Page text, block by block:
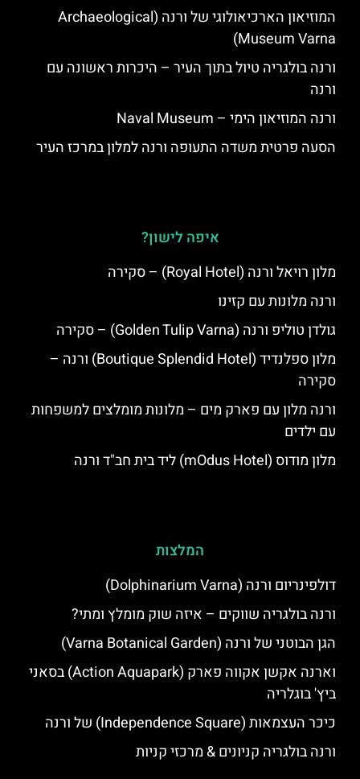
המוזיאון הארכיאולוגי של ורנה (Archaeological
Museum Varna)
ורנה בולגריה טיול בתוך העיר – היכרות ראשונה עם
ורנה
ורנה המוזיאון הימי – Naval Museum
הסעה פרטית משדה התעופה ורנה למלון במרכז העיר
איפה לישון?
מלון רויאל ורנה (Royal Hotel) – סקירה
ורנה מלונות עם קזינו
גולדן טוליפ ורנה (Golden Tulip Varna) – סקירה
מלון ספלנדיד (Boutique Splendid Hotel) ורנה –
סקירה
ורנה מלון עם פארק מים – מלונות מומלצים למשפחות
עם ילדים
מלון מודוס (mOdus Hotel) ליד בית חב"ד ורנה
המלצות
דולפינריום ורנה (Dolphinarium Varna)
ורנה בולגריה שווקים – איזה שוק מומלץ ומתי?
הגן הבוטני של ורנה (Varna Botanical Garden)
וארנה אקשן אקווה פארק (Action Aquapark) בסאני
ביץ' בוגלריה
כיכר העצמאות (Independence Square) של ורנה
ורנה בולגריה קניונים & מרכזי קניות